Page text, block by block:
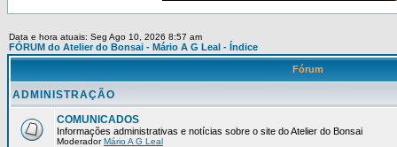
Data e hora atuais: Seg Ago 10, 2026 8:57 am
FÓRUM do Atelier do Bonsai - Mário A G Leal - Índice
Fórum
ADMINISTRAÇÃO
COMUNICADOS
Informações administrativas e notícias sobre o site do Atelier do Bonsai
ModeradorMário A G Leal